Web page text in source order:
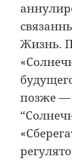
Жизнь.
позже —